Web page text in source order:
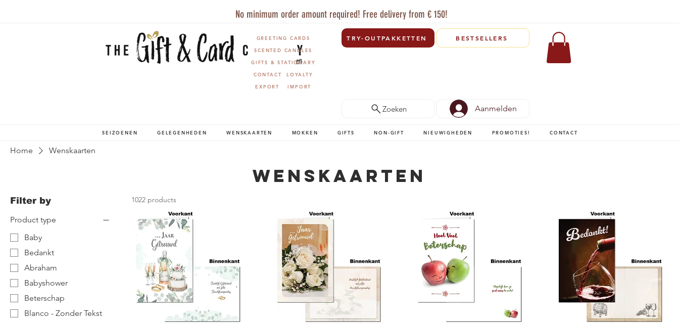
No minimum order amount required! Free delivery from € 150!
GREETING CARDS
SCENTED CANDLES
GIFTS & STATIONARY
CONTACT
LOYALTY
EXPORT
IMPORT
TRY-OUTPAKKETTEN BESTSELLERS
Zoeken Aanmelden
SEIZOENEN GELEGENHEDEN WENSKAARTEN MOKKEN GIFTS NON-GIFT NIEUWIGHEDEN PROMOTIES! CONTACT
Home Wenskaarten
Wenskaarten
Filter by
Product type
Baby
Bedankt
Abraham
Babyshower
Beterschap
Blanco - Zonder Tekst
1022 products